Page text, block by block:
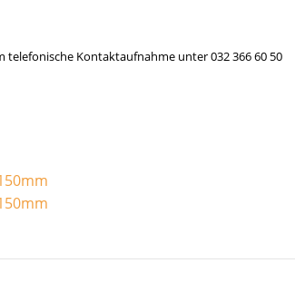
Kontaktaufnahme unter 032 366 60 50